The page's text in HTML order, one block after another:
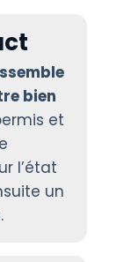
bien
et
l’état
un